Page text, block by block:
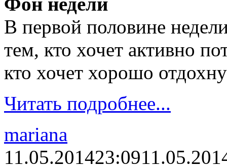
В первой половине
тем, кто хочет активно
кто хочет хорошо
Читать подробнее...
mariana
11.05.201423:09